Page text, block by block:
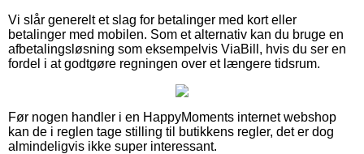
Vi slår generelt et slag for betalinger med kort eller
betalinger med mobilen. Som et alternativ kan du bruge en
afbetalingsløsning som eksempelvis ViaBill, hvis du ser en
fordel i at godtgøre regningen over et længere tidsrum.
Før nogen handler i en HappyMoments internet webshop
kan de i reglen tage stilling til butikkens regler, det er dog
almindeligvis ikke super interessant.